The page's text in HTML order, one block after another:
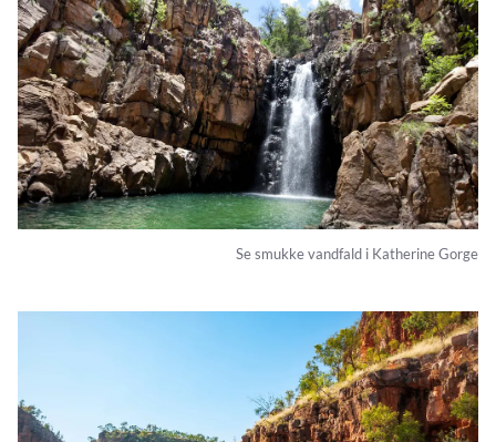
Se smukke vandfald i Katherine Gorge